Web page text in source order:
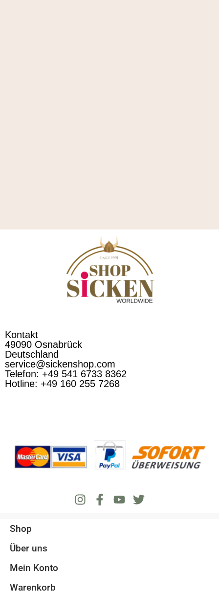
Kontakt
49090 Osnabrück
Deutschland
service@sickenshop.com
Telefon: +49 541 6733 8362
Hotline: +49 160 255 7268
Shop
Über uns
Mein Konto
Warenkorb